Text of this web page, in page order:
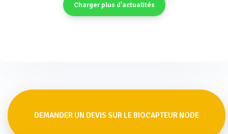
Charger plus d'actualités
DEMANDER UN DEVIS SUR LE BIOCAPTEUR NODE